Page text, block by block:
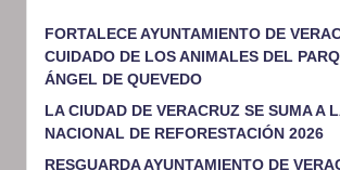
FORTALECE AYUNTAMIENTO DE
CUIDADO DE LOS ANIMALES DEL
ÁNGEL DE QUEVEDO
LA CIUDAD DE VERACRUZ SE SUMA A
NACIONAL DE REFORESTACIÓN 2026
RESGUARDA AYUNTAMIENTO DE